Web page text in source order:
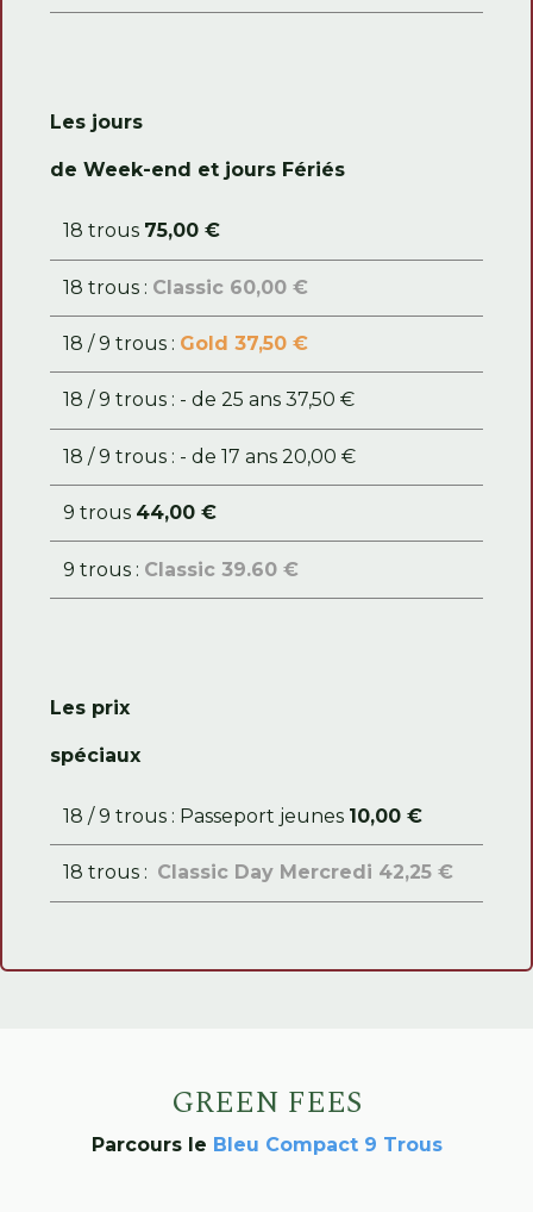
Les jours
de Week-end et jours Fériés
18 trous 75,00 €
18 trous : Classic 60,00 €
18 / 9 trous : Gold 37,50 €
18 / 9 trous : - de 25 ans 37,50 €
18 / 9 trous : - de 17 ans 20,00 €
9 trous 44,00 €
9 trous : Classic 39.60 €
Les prix
spéciaux
18 / 9 trous : Passeport jeunes 10,00 €
18 trous : Classic Day Mercredi 42,25 €
GREEN FEES
Parcours le Bleu Compact 9 Trous